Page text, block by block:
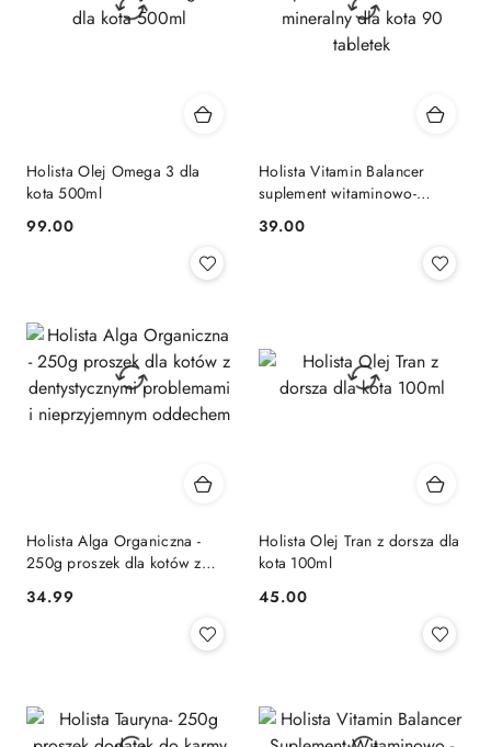
Holista Olej Omega 3 dla
kota 500ml
Cena:
99.00
Holista Vitamin Balancer
suplement witaminowo-
Cena:
39.00
Holista Alga Organiczna -
250g proszek dla kotów z
nieprzyjemnym oddechem
Cena:
34.99
Holista Olej Tran z dorsza dla
kota 100ml
Cena:
45.00